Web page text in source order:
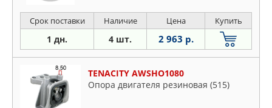
Срок поставки Наличие Цена Купить
1 дн. 4 шт. 2 963 р.
TENACITY AWSHO1080
Опора двигателя резиновая (515)